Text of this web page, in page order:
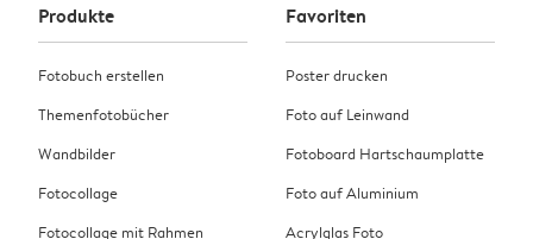
Produkte
Fotobuch erstellen
Themenfotobücher
Wandbilder
Fotocollage
Fotocollage mit Rahmen
Favoriten
Poster drucken
Foto auf Leinwand
Fotoboard Hartschaumplatte
Foto auf Aluminium
Acrylglas Foto